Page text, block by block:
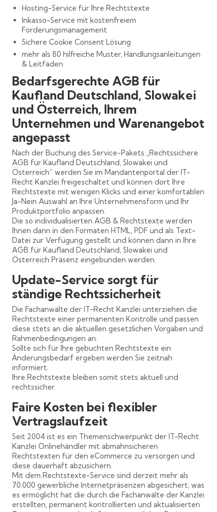
Hosting-Service für Ihre Rechtstexte
Inkasso-Service mit kostenfreiem
Forderungsmanagement
Sichere Cookie Consent Lösung
mehr als 80 hilfreiche Muster, Handlungsanleitungen
& Leitfäden
Bedarfsgerechte AGB für
Kaufland Deutschland, Slowakei
und Österreich, Ihrem
Unternehmen und Warenangebot
angepasst
Nach der Buchung des Service-Pakets „Rechtssichere
AGB für Kaufland Deutschland, Slowakei und
Österreich“ werden Sie im Mandantenportal der IT-
Recht Kanzlei freigeschaltet und können dort Ihre
Rechtstexte mit wenigen Klicks und einer komfortablen
Ja-Nein Auswahl an Ihre Unternehmensform und Ihr
Produktportfolio anpassen.
Die so individualisierten AGB & Rechtstexte werden
Ihnen dann in den Formaten HTML, PDF und als Text-
Datei zur Verfügung gestellt und können dann in Ihre
AGB für Kaufland Deutschland, Slowakei und
Österreich Präsenz eingebunden werden.
Update-Service sorgt für
ständige Rechtssicherheit
Die Fachanwälte der IT-Recht Kanzlei unterziehen die
Rechtstexte einer permanenten Kontrolle und passen
diese stets an die aktuellen gesetzlichen Vorgaben und
Rahmenbedingungen an.
Sollte sich für Ihre gebuchten Rechtstexte ein
Änderungsbedarf ergeben werden Sie zeitnah
informiert.
Ihre Rechtstexte bleiben somit stets aktuell und
rechtssicher.
Faire Kosten bei flexibler
Vertragslaufzeit
Seit 2004 ist es ein Themenschwerpunkt der IT-Recht
Kanzlei Onlinehändler mit abmahnsicheren
Rechtstexten für den eCommerce zu versorgen und
diese dauerhaft abzusichern.
Mit dem Rechtstexte-Service sind derzeit mehr als
70.000 gewerbliche Internetpräsenzen abgesichert, was
es ermöglicht hat die durch die Fachanwälte der Kanzlei
erstellten, permanent kontrollierten und aktualisierten